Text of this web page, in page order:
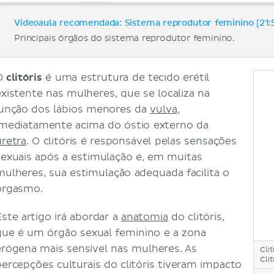
Videoaula recomendada: Sistema reprodutor feminino
Principais órgãos do sistema reprodutor feminino.
clitóris é uma estrutura de tecido erétil
nas mulheres, que se localiza na
dos lábios menores davulva,
acima do óstio externo da
. O clitóris é responsável pelas sensações
após a estimulação e, em muitas
sua estimulação adequada facilita o
artigo irá abordar a anatomia do clitóris,
é um órgão sexual feminino e a zona
mais sensível nas mulheres. As
culturais do clitóris tiveram impacto